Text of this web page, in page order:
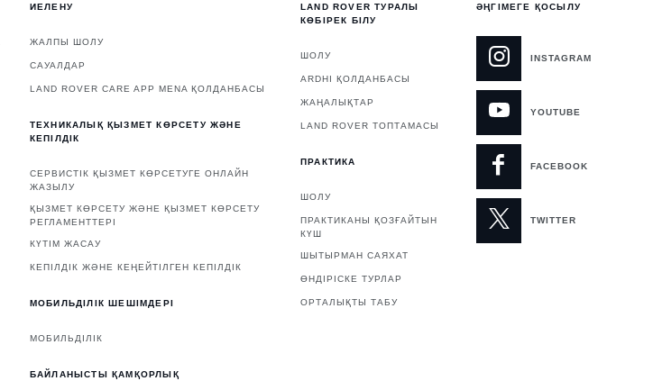
ИЕЛЕНУ
ЖАЛПЫ ШОЛУ
САУАЛДАР
LAND ROVER CARE APP MENA ҚОЛДАНБАСЫ
ТЕХНИКАЛЫҚ ҚЫЗМЕТ КӨРСЕТУ ЖӘНЕ
КЕПІЛДІК
СЕРВИСТІК ҚЫЗМЕТ КӨРСЕТУГЕ ОНЛАЙН
ЖАЗЫЛУ
ҚЫЗМЕТ КӨРСЕТУ ЖӘНЕ ҚЫЗМЕТ КӨРСЕТУ
РЕГЛАМЕНТТЕРІ
КҮТІМ ЖАСАУ
КЕПІЛДІК ЖӘНЕ КЕҢЕЙТІЛГЕН КЕПІЛДІК
МОБИЛЬДІЛІК ШЕШІМДЕРІ
МОБИЛЬДІЛІК
БАЙЛАНЫСТЫ ҚАМҚОРЛЫҚ
LAND ROVER ТУРАЛЫ
КӨБІРЕК БІЛУ
ШОЛУ
ARDHI ҚОЛДАНБАСЫ
ЖАҢАЛЫҚТАР
LAND ROVER ТОПТАМАСЫ
ПРАКТИКА
ШОЛУ
ПРАКТИКАНЫ ҚОЗҒАЙТЫН
КҮШ
ШЫТЫРМАН САЯХАТ
ӨНДІРІСКЕ ТУРЛАР
ОРТАЛЫҚТЫ ТАБУ
ӘҢГІМЕГЕ ҚОСЫЛУ
INSTAGRAM
YOUTUBE
FACEBOOK
TWITTER